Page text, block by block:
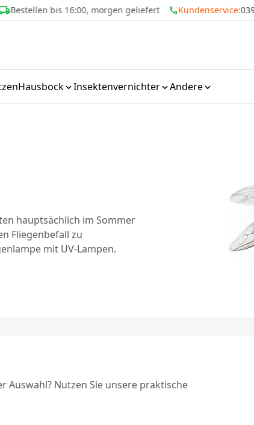
Über 25 Jahre Erfahrung Kundenservice:
Hausbock Insektenvernichter Andere
hauptsächlich im Sommer
Fliegenbefall zu
mit UV-Lampen.
Auswahl? Nutzen Sie unsere praktische